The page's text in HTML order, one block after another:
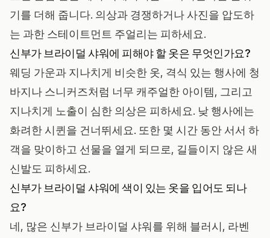
기를 더해 줍니다. 의상과 경쟁하거나 사진을 압도하
는 과한 스테이트먼트 주얼리는 피하세요.
신부가 브라이덜 샤워에 피해야 할 옷은 무엇인가요?
웨딩 가운과 지나치게 비슷한 옷, 격식 있는 행사에 청
바지나 스니커즈처럼 너무 캐주얼한 아이템, 그리고
지나치게 노출이 심한 의상은 피하세요. 낮 행사에는
화려한 시퀸을 건너뛰세요. 또한 몇 시간 동안 서서 하
객을 맞이하고 선물을 열게 되므로, 길들이지 않은 새
신발도 피하세요.
신부가 브라이덜 샤워에 색이 있는 옷을 입어도 되나
요?
네, 많은 신부가 브라이덜 샤워를 위해 블러시, 라벤